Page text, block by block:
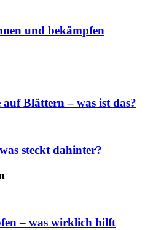
und bekämpfen
Blättern – was ist das?
steckt dahinter?
– was wirklich hilft